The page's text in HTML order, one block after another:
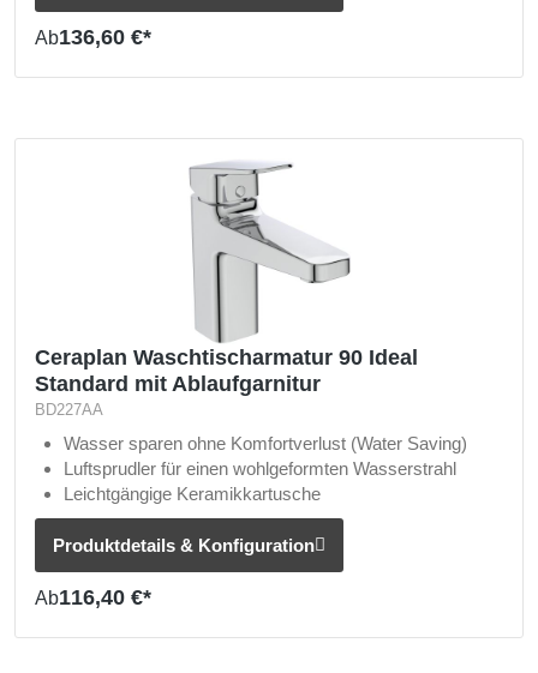
Ab136,60 €*
Ceraplan Waschtischarmatur 90 Ideal
Standard mit Ablaufgarnitur
BD227AA
Wasser sparen ohne Komfortverlust (Water Saving)
Luftsprudler für einen wohlgeformten Wasserstrahl
Leichtgängige Keramikkartusche
Produktdetails & Konfiguration
Ab116,40 €*